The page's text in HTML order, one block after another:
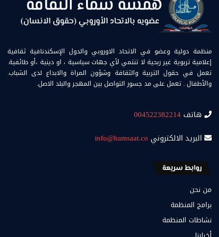
منظمة دولية وعضو في الاتحاد الاوروبي والدول الإسكندنافية ثقافية
إعلامية تربوية غير ربحية لا تنتمي لأي جهات سياسية ، او دينية ،أو طائفية.
تعمل في حقول التربية والثقافة وشؤون المراة والابداع لدى الشباب.
والأطفال . تعمل على مد جسور التواصل بين المهجر والبلد الاصل.
هاتف 004522382214
البريد الالكتروني info@hamsaat.co
روابط سريعة
من نحن
برامج المنظمة
نشاطات المنظمة